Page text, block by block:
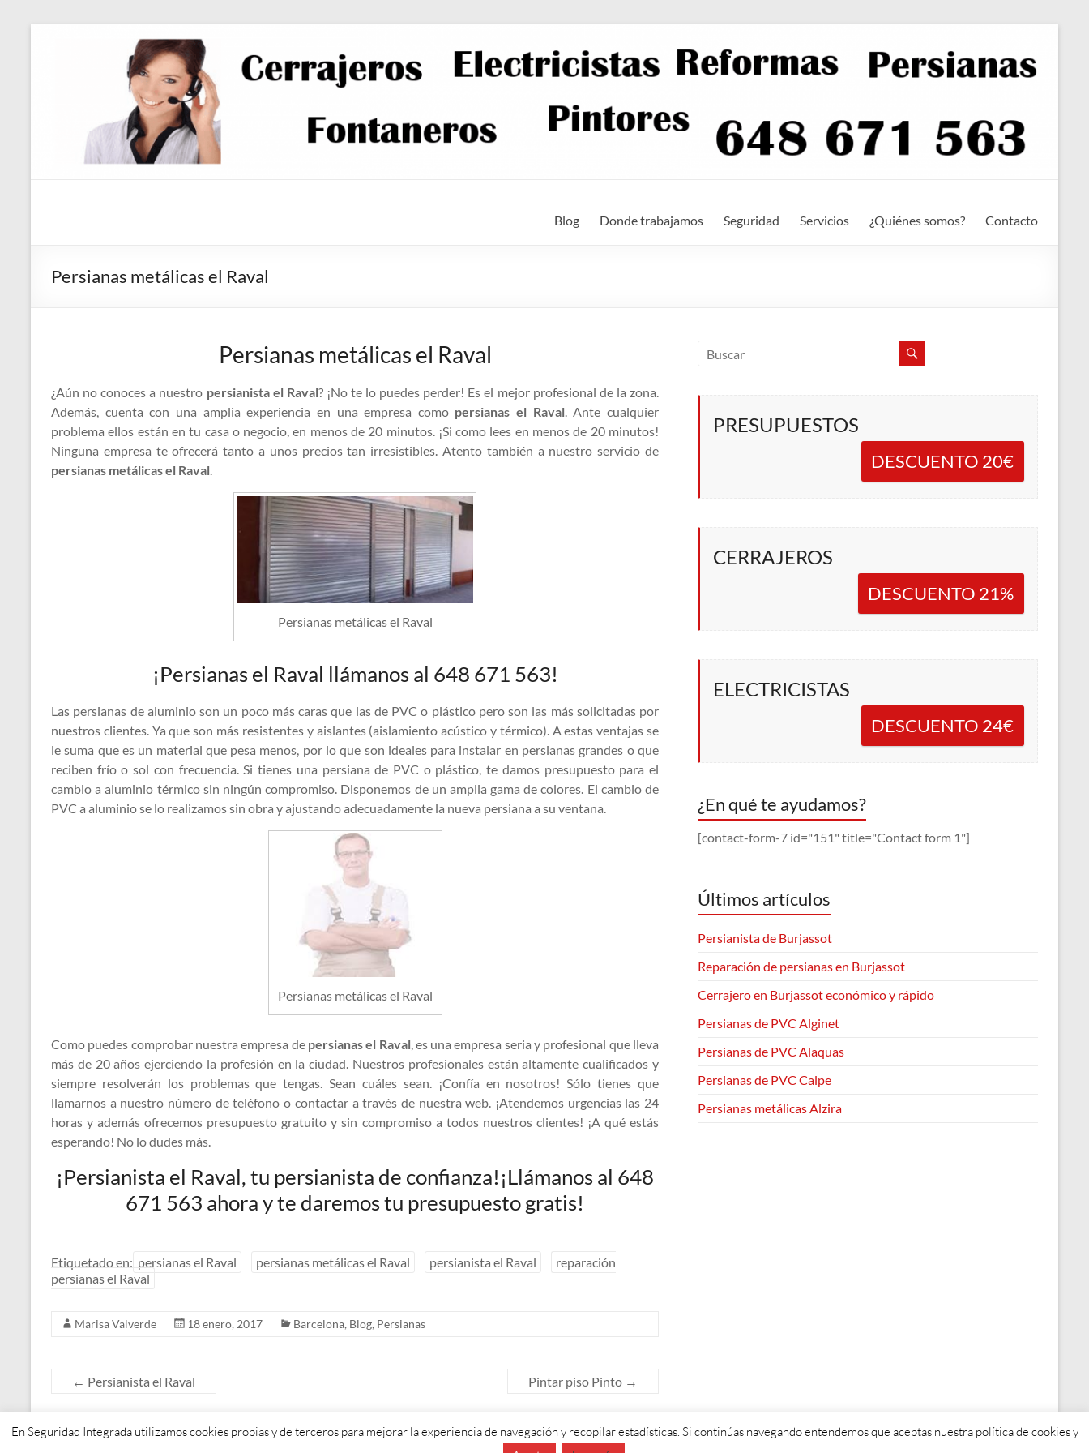
Blog Donde trabajamos Seguridad Servicios ¿Quiénes somos? Contacto
Persianas metálicas el Raval
Persianas metálicas el Raval
¿Aún no conoces a nuestro persianista el Raval? ¡No te lo puedes perder! Es el mejor profesional de la zona.
Además, cuenta con una amplia experiencia en una empresa comopersianas el Raval. Ante cualquier
problema ellos están en tu casa o negocio, en menos de 20 minutos. ¡Si como lees en menos de 20 minutos!
Ninguna empresa te ofrecerá tanto a unos precios tan irresistibles. Atento también a nuestro servicio de
persianas metálicas el Raval.
Persianas metálicas el Raval
¡Persianas el Raval llámanos al 648 671 563!
Las persianas de aluminio son un poco más caras que las de PVC o plástico pero son las más solicitadas por
nuestros clientes. Ya que son más resistentes y aislantes (aislamiento acústico y térmico). A estas ventajas se
le suma que es un material que pesa menos, por lo que son ideales para instalar en persianas grandes o que
reciben frío o sol con frecuencia. Si tienes una persiana de PVC o plástico, te damos presupuesto para el
cambio a aluminio térmico sin ningún compromiso. Disponemos de un amplia gama de colores. El cambio de
PVC a aluminio se lo realizamos sin obra y ajustando adecuadamente la nueva persiana a su ventana.
Persianas metálicas el Raval
Como puedes comprobar nuestra empresa de persianas el Raval, es una empresa seria y profesional que lleva
más de 20 años ejerciendo la profesión en la ciudad. Nuestros profesionales están altamente cualificados y
siempre resolverán los problemas que tengas. Sean cuáles sean. ¡Confía en nosotros! Sólo tienes que
llamarnos a nuestro número de teléfono o contactar a través de nuestra web. ¡Atendemos urgencias las 24
horas y además ofrecemos presupuesto gratuito y sin compromiso a todos nuestros clientes! ¡A qué estás
esperando! No lo dudes más.
¡Persianista el Raval, tu persianista de confianza!¡Llámanos al 648
671 563 ahora y te daremos tu presupuesto gratis!
Etiquetado en: persianas el Raval persianas metálicas el Raval persianista el Raval
reparación
persianas el Raval
Marisa Valverde 18 enero, 2017 Barcelona, Blog, Persianas
← Persianista el Raval Pintar piso Pinto →
PRESUPUESTOS
DESCUENTO 20€
CERRAJEROS
DESCUENTO 21%
ELECTRICISTAS
DESCUENTO 24€
¿En qué te ayudamos?
[contact-form-7 id="151" title="Contact form 1"]
Últimos artículos
Persianista de Burjassot
Reparación de persianas en Burjassot
Cerrajero en Burjassot económico y rápido
Persianas de PVC Alginet
Persianas de PVC Alaquas
Persianas de PVC Calpe
Persianas metálicas Alzira
Copyright © 2026. Todos los derechos reservados. Tema Spaciousde ThemeGrill. Funciona con:WordPress.
En Seguridad Integrada utilizamos cookies propias y de terceros para mejorar la experiencia de navegación y recopilar estadísticas. Si continúas navegando entendemos que aceptas nuestra política de cookies y